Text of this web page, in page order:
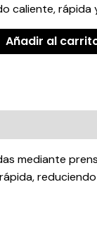
caliente, rápida
Añadir al
mediante